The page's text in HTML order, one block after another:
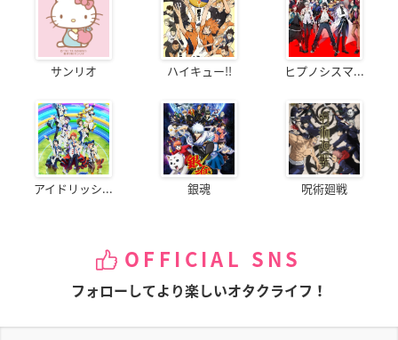
サンリオ ハイキュー!! ヒプノシスマ...
アイドリッシ... 銀魂 呪術廻戦
OFFICIAL SNS
フォローしてより楽しいオタクライフ！